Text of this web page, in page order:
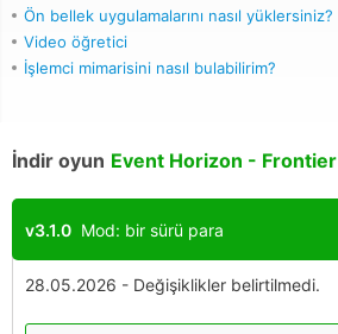
Ön bellek uygulamalarını nasıl yüklersiniz?
Video öğretici
İşlemci mimarisini nasıl bulabilirim?
İndir oyun Event Horizon - Frontier
v3.1.0 Mod: bir sürü para
28.05.2026 - Değişiklikler belirtilmedi.